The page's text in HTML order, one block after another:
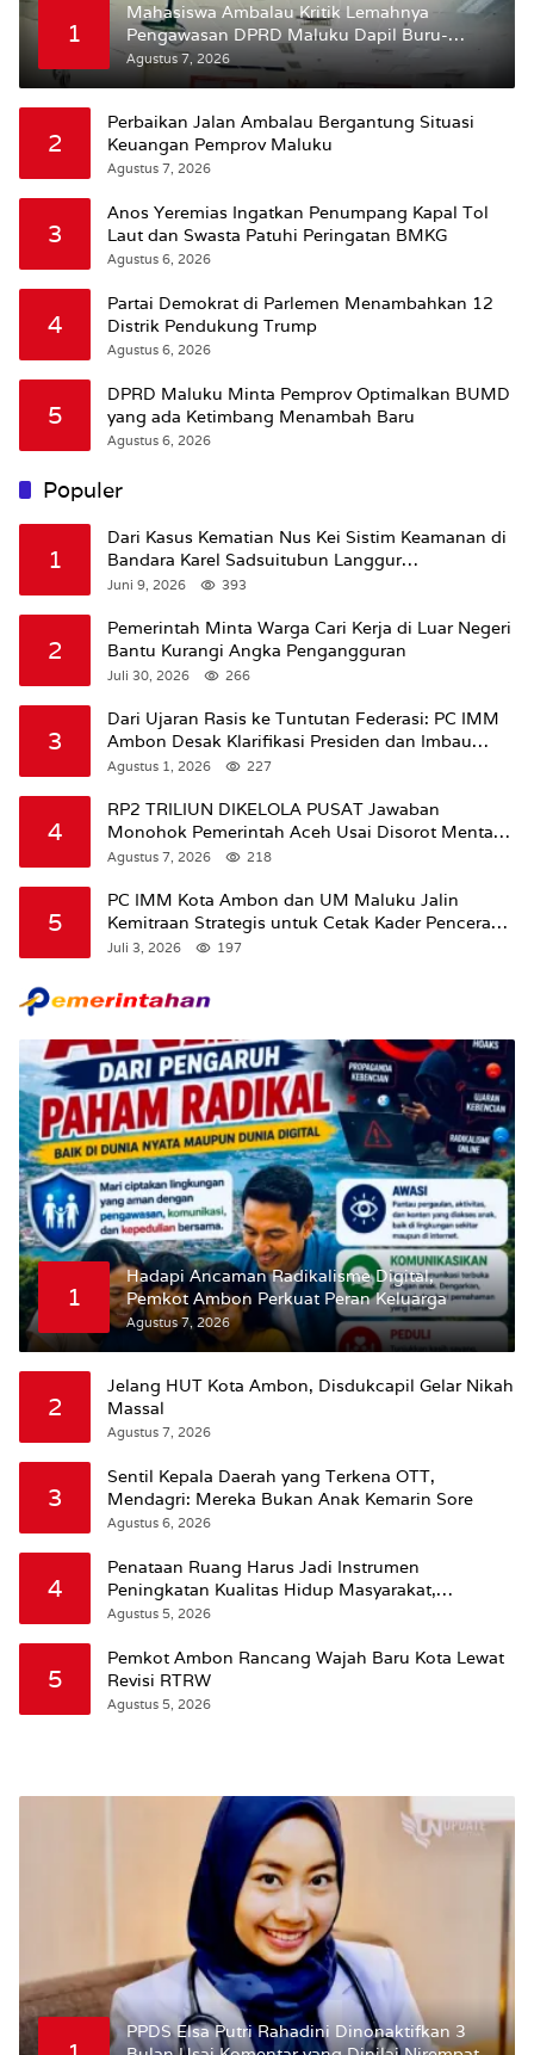
1
Mahasiswa Ambalau Kritik Lemahnya
Pengawasan DPRD Maluku Dapil Buru-
Bursel Terhadap Proses Perubahan Status
Jalan
Agustus 7, 2026
2
Perbaikan Jalan Ambalau Bergantung Situasi
Keuangan Pemprov Maluku
Agustus 7, 2026
3
Anos Yeremias Ingatkan Penumpang Kapal Tol
Laut dan Swasta Patuhi Peringatan BMKG
Agustus 6, 2026
4
Partai Demokrat di Parlemen Menambahkan 12
Distrik Pendukung Trump
Agustus 6, 2026
5
DPRD Maluku Minta Pemprov Optimalkan BUMD
yang ada Ketimbang Menambah Baru
Agustus 6, 2026
Populer
1
Dari Kasus Kematian Nus Kei Sistim Keamanan di
Bandara Karel Sadsuitubun Langgur
Dipertanyakan
Juni 9, 2026 393
2
Pemerintah Minta Warga Cari Kerja di Luar Negeri
Bantu Kurangi Angka Pengangguran
Juli 30, 2026 266
3
Dari Ujaran Rasis ke Tuntutan Federasi: PC IMM
Ambon Desak Klarifikasi Presiden dan Imbau
Tunda Pengibaran Bendera Merah Putih Di
Agustus 1, 2026 227
4
RP2 TRILIUN DIKELOLA PUSAT Jawaban
Monohok Pemerintah Aceh Usai Disorot Mentan
Amran Soal Dana Pertanian
Agustus 7, 2026 218
5
PC IMM Kota Ambon dan UM Maluku Jalin
Kemitraan Strategis untuk Cetak Kader Pencerah
Bangsa “Membangun Peradaban dari Kampus”
Juli 3, 2026 197
1
Hadapi Ancaman Radikalisme Digital,
Pemkot Ambon Perkuat Peran Keluarga
Agustus 7, 2026
2
Jelang HUT Kota Ambon, Disdukcapil Gelar Nikah
Massal
Agustus 7, 2026
3
Sentil Kepala Daerah yang Terkena OTT,
Mendagri: Mereka Bukan Anak Kemarin Sore
Agustus 6, 2026
4
Penataan Ruang Harus Jadi Instrumen
Peningkatan Kualitas Hidup Masyarakat,
Wattimena: Revisi RT-RW Ditetapkan Pemkot
Agustus 5, 2026
5
Pemkot Ambon Rancang Wajah Baru Kota Lewat
Revisi RTRW
Agustus 5, 2026
PPDS Elsa Putri Rahadini Dinonaktifkan 3